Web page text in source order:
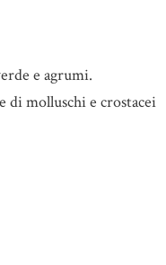
e agrumi.
di molluschi e crostacei